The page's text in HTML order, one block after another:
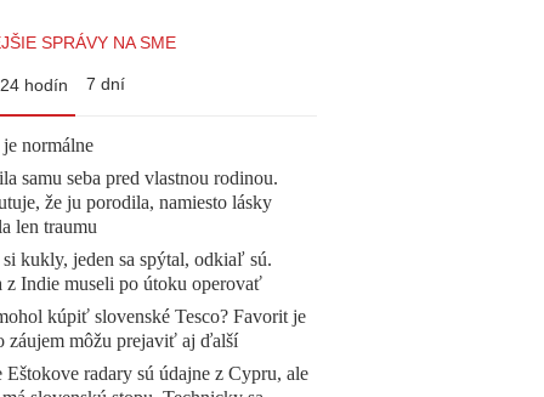
SPRÁVY NA SME
24 hodín 7 dní
normálne
samu seba pred vlastnou rodinou.
že ju porodila, namiesto lásky
len traumu
kukly, jeden sa spýtal, odkiaľ sú.
z Indie museli po útoku operovať
kúpiť slovenské Tesco? Favorit je
záujem môžu prejaviť aj ďalší
Eštokove radary sú údajne z Cypru, ale